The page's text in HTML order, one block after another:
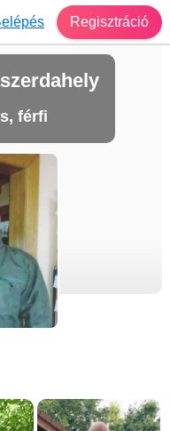
Regisztráció
férfi